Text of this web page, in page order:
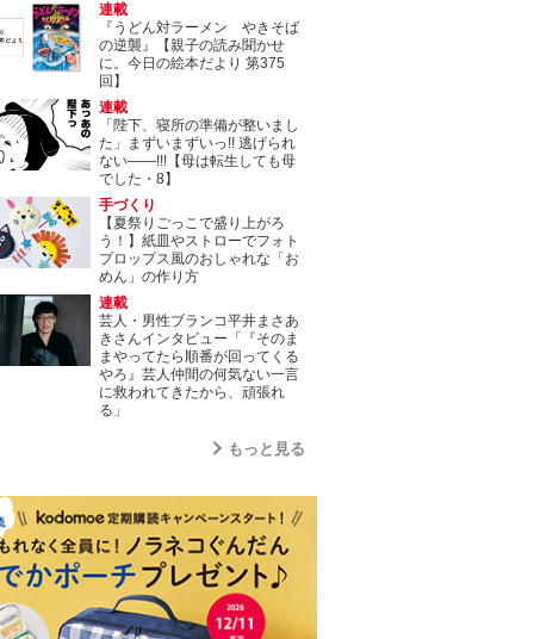
連載
『うどん対ラーメン やきそば
の逆襲』【親子の読み聞かせ
に。今日の絵本だより 第375
回】
連載
「陛下、寝所の準備が整いまし
た」まずいまずいっ!! 逃げられ
ない――!!!【母は転生しても母
でした・8】
手づくり
【夏祭りごっこで盛り上がろ
う！】紙皿やストローでフォト
プロップス風のおしゃれな「お
めん」の作り方
連載
芸人・男性ブランコ平井まさあ
きさんインタビュー「『そのま
まやってたら順番が回ってくる
やろ』芸人仲間の何気ない一言
に救われてきたから、頑張れ
る」
もっと見る